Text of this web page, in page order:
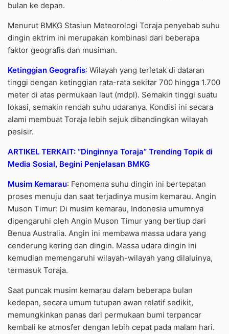
bulan ke depan.
Menurut BMKG Stasiun Meteorologi Toraja penyebab suhu
dingin ektrim ini merupakan kombinasi dari beberapa
faktor geografis dan musiman.
Ketinggian Geografis: Wilayah yang terletak di dataran
tinggi dengan ketinggian rata-rata sekitar 700 hingga 1.700
meter di atas permukaan laut (mdpl). Semakin tinggi suatu
lokasi, semakin rendah suhu udaranya. Kondisi ini secara
alami membuat Toraja lebih sejuk dibandingkan wilayah
pesisir.
ARTIKEL TERKAIT: “Dinginnya Toraja” Trending Topik di
Media Sosial, Begini Penjelasan BMKG
Musim Kemarau: Fenomena suhu dingin ini bertepatan
proses menuju dan saat terjadinya musim kemarau. Angin
Muson Timur: Di musim kemarau, Indonesia umumnya
dipengaruhi oleh Angin Muson Timur yang bertiup dari
Benua Australia. Angin ini membawa massa udara yang
cenderung kering dan dingin. Massa udara dingin ini
kemudian memengaruhi wilayah-wilayah yang dilaluinya,
termasuk Toraja.
Saat puncak musim kemarau dalam beberapa bulan
kedepan, secara umum tutupan awan relatif sedikit,
memungkinkan panas dari permukaan bumi terpancar
kembali ke atmosfer dengan lebih cepat pada malam hari.